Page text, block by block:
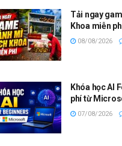
Tải ngay
Khoa miễn
08/08/2026
Khóa học AI
phí từ
07/08/2026